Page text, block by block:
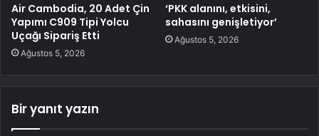
Air Cambodia, 20 Adet Çin
Yapımı C909 Tipi Yolcu
Uçağı Sipariş Etti
Ağustos 5, 2026
‘PKK alanını, etkisini,
sahasını genişletiyor’
Ağustos 5, 2026
Bir yanıt yazın